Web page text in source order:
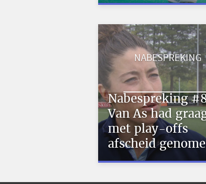
NABESPREKING
Nabespreking
Van As had
met play-offs
afscheid